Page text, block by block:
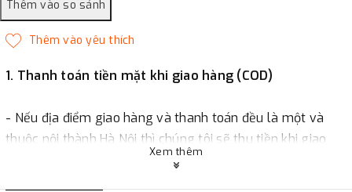
1. Thanh toán tiền mặt khi giao hàng (COD)
- Nếu địa điểm giao hàng và thanh toán đều là một và
thuộc nội thành Hà Nội thì chúng tôi sẽ thu tiền khi giao
hàng hoặc khách hàng đặt tiền trước một phần giá trị đơn
Xem thêm